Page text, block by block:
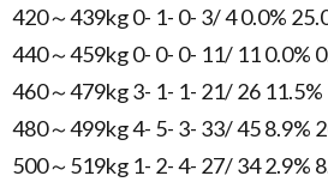
420～439kg 0- 1- 0- 3/ 4 0.0%
440～459kg 0- 0- 0- 11/ 11 0.0%
460～479kg 3- 1- 1- 21/ 26 11.5%
480～499kg 4- 5- 3- 33/ 45 8.9%
500～519kg 1- 2- 4- 27/ 34 2.9%